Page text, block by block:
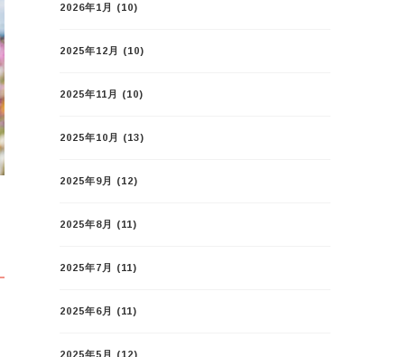
2026年1月 (10)
2025年12月 (10)
2025年11月 (10)
2025年10月 (13)
2025年9月 (12)
2025年8月 (11)
2025年7月 (11)
2025年6月 (11)
2025年5月 (12)